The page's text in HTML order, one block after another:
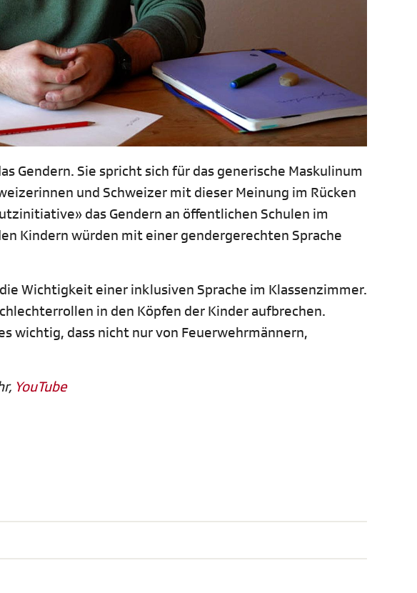
Gendern. Sie spricht sich für das generische Maskulinum
und Schweizer mit dieser Meinung im Rücken
das Gendern an öffentlichen Schulen im
Kindern würden mit einer gendergerechten Sprache
Wichtigkeit einer inklusiven Sprache im Klassenzimmer.
in den Köpfen der Kinder aufbrechen.
wichtig, dass nicht nur von Feuerwehrmännern,
YouTube